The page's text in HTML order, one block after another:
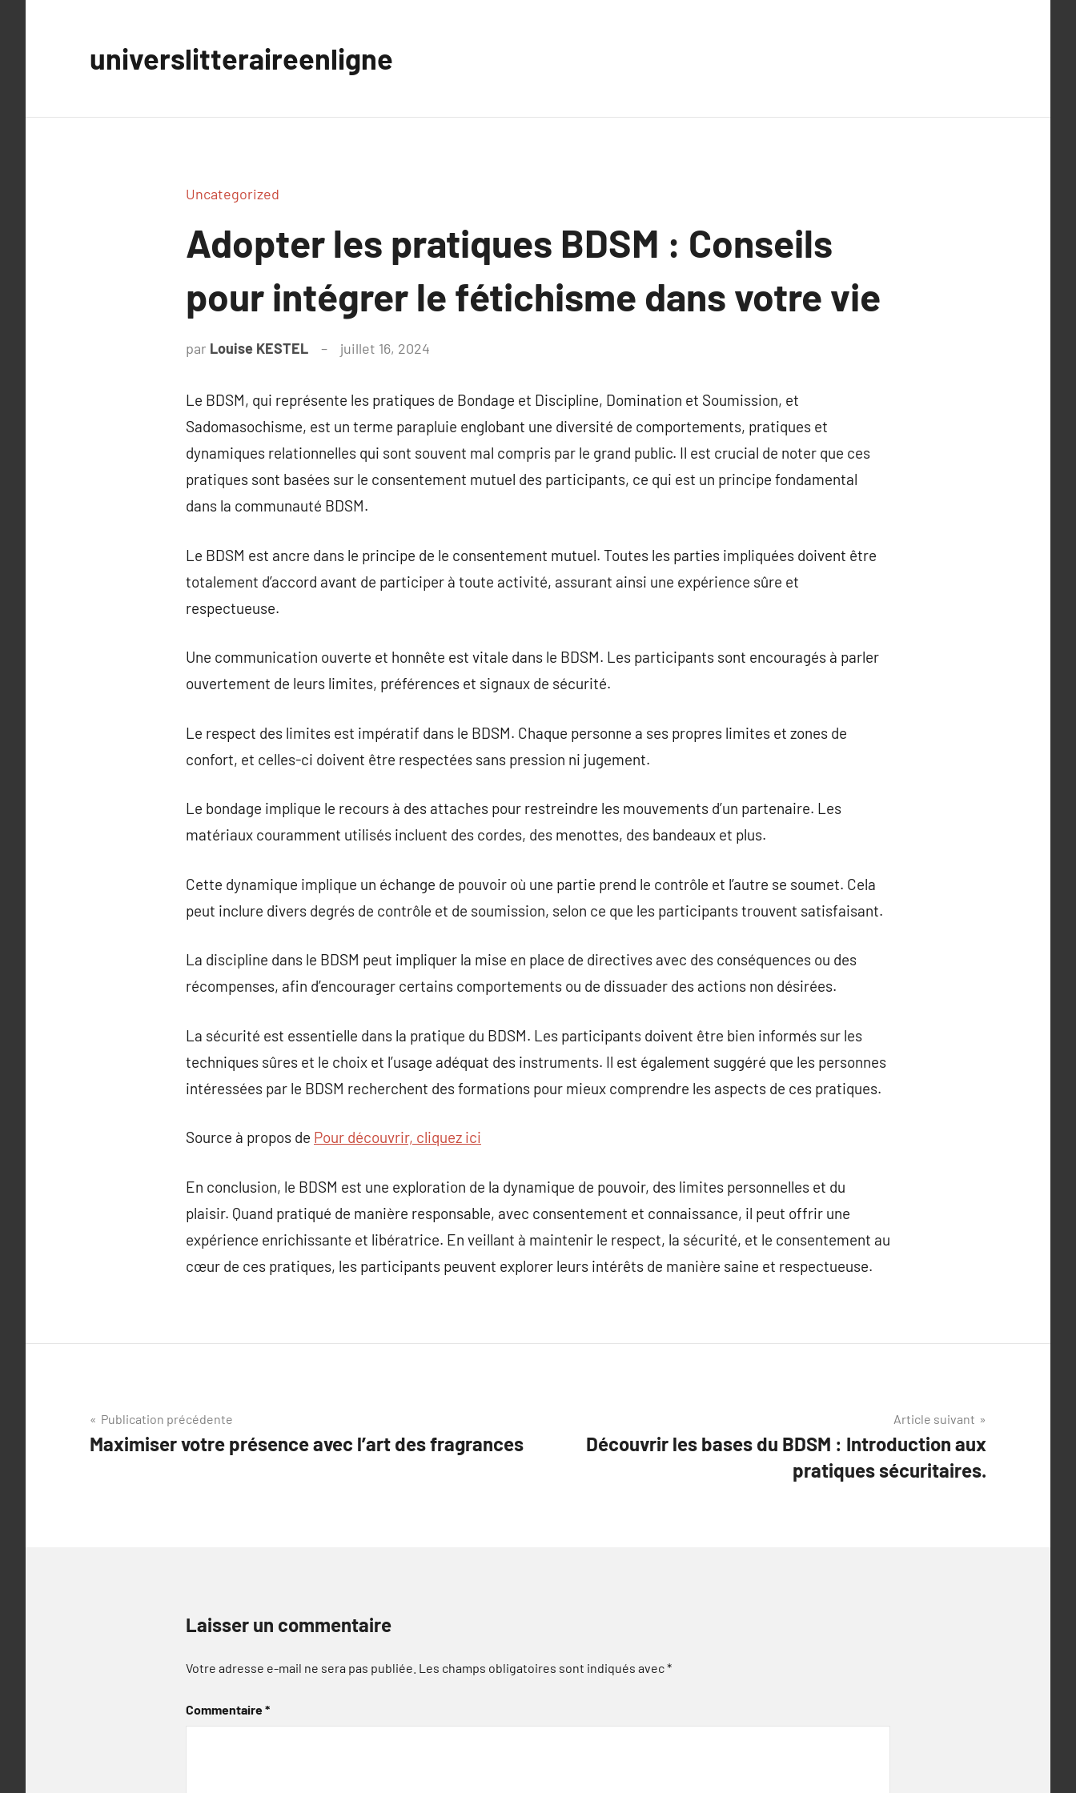
universlitteraireenligne
Uncategorized
Adopter les pratiques BDSM : Conseils
pour intégrer le fétichisme dans votre vie
par Louise KESTEL juillet 16, 2024
Le BDSM, qui représente les pratiques de Bondage et Discipline, Domination et Soumission, et
Sadomasochisme, est un terme parapluie englobant une diversité de comportements, pratiques et
dynamiques relationnelles qui sont souvent mal compris par le grand public. Il est crucial de noter que ces
pratiques sont basées sur le consentement mutuel des participants, ce qui est un principe fondamental
dans la communauté BDSM.
Le BDSM est ancre dans le principe de le consentement mutuel. Toutes les parties impliquées doivent être
totalement d’accord avant de participer à toute activité, assurant ainsi une expérience sûre et
respectueuse.
Une communication ouverte et honnête est vitale dans le BDSM. Les participants sont encouragés à parler
ouvertement de leurs limites, préférences et signaux de sécurité.
Le respect des limites est impératif dans le BDSM. Chaque personne a ses propres limites et zones de
confort, et celles-ci doivent être respectées sans pression ni jugement.
Le bondage implique le recours à des attaches pour restreindre les mouvements d’un partenaire. Les
matériaux couramment utilisés incluent des cordes, des menottes, des bandeaux et plus.
Cette dynamique implique un échange de pouvoir où une partie prend le contrôle et l’autre se soumet. Cela
peut inclure divers degrés de contrôle et de soumission, selon ce que les participants trouvent satisfaisant.
La discipline dans le BDSM peut impliquer la mise en place de directives avec des conséquences ou des
récompenses, afin d’encourager certains comportements ou de dissuader des actions non désirées.
La sécurité est essentielle dans la pratique du BDSM. Les participants doivent être bien informés sur les
techniques sûres et le choix et l’usage adéquat des instruments. Il est également suggéré que les personnes
intéressées par le BDSM recherchent des formations pour mieux comprendre les aspects de ces pratiques.
Source à propos de Pour découvrir, cliquez ici
En conclusion, le BDSM est une exploration de la dynamique de pouvoir, des limites personnelles et du
plaisir. Quand pratiqué de manière responsable, avec consentement et connaissance, il peut offrir une
expérience enrichissante et libératrice. En veillant à maintenir le respect, la sécurité, et le consentement au
cœur de ces pratiques, les participants peuvent explorer leurs intérêts de manière saine et respectueuse.
Navigation
de
Publication précédente
Maximiser votre présence avec l’art des fragrances
Article suivant
Découvrir les bases du BDSM : Introduction aux
pratiques sécuritaires.
Laisser un commentaire
Votre adresse e-mail ne sera pas publiée. Les champs obligatoires sont indiqués avec*
Commentaire*